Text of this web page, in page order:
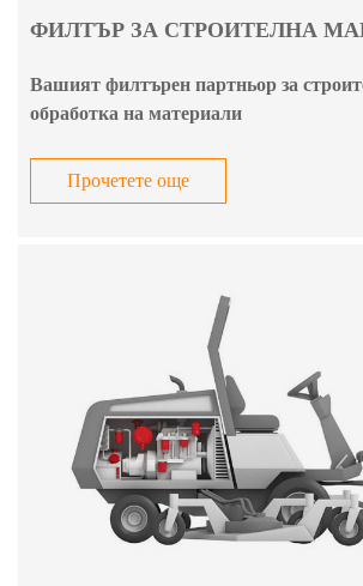
ФИЛТЪР ЗА СТРОИТЕЛНА
Вашият филтърен партньор за
обработка на материали
Прочетете още